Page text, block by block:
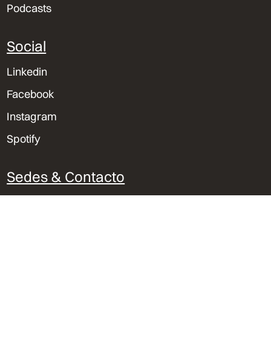
Podcasts
Social
Linkedin
Facebook
Instagram
Spotify
Sedes & Contacto